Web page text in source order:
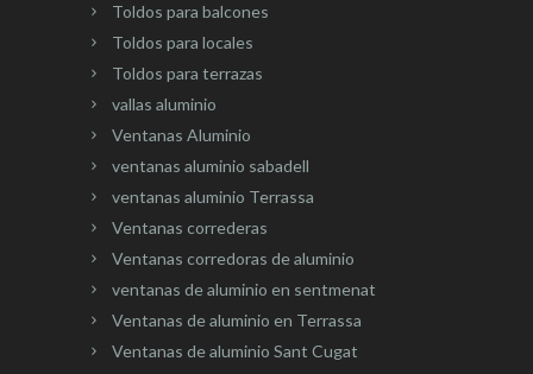
Toldos para balcones
Toldos para locales
Toldos para terrazas
vallas aluminio
Ventanas Aluminio
ventanas aluminio sabadell
ventanas aluminio Terrassa
Ventanas correderas
Ventanas corredoras de aluminio
ventanas de aluminio en sentmenat
Ventanas de aluminio en Terrassa
Ventanas de aluminio Sant Cugat